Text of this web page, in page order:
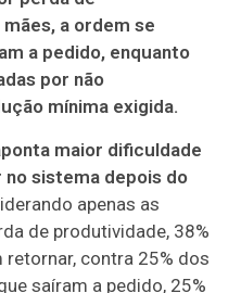
a ordem se
a pedido, enquanto
por não
mínima exigida.
maior dificuldade
no sistema depois do
apenas as
de produtividade, 38%
contra 25% dos
saíram a pedido, 25%